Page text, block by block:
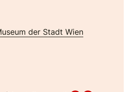
der Stadt Wien